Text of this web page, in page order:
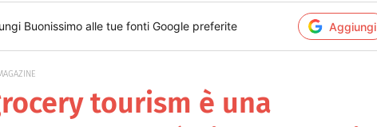
piatti Pane pizza focacce
piatti Salse e sughi
Marmellate e confetture
Carnevale
Festa della Donna
Festa della Mamma
Buonissimo alle tue fonti Google preferite Aggiungi
tourism è una